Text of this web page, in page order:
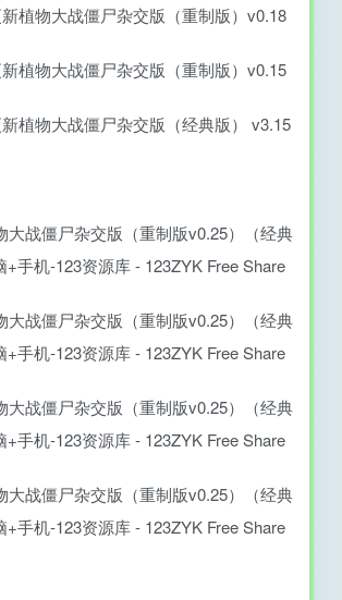
植物大战僵尸杂交版（重制版）v0.18
植物大战僵尸杂交版（重制版）v0.15
植物大战僵尸杂交版（经典版） v3.15